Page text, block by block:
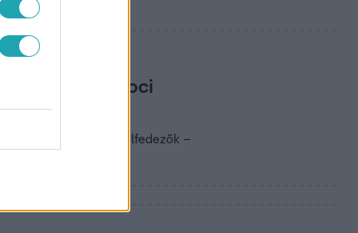
ja, Pápai Joci
licitálnak a Felfedezők –